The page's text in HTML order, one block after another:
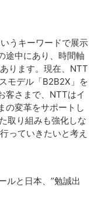
うキーワードで展示
途中にあり、時間軸
ります。現在、NTT
モデル「B2B2X」を
客さまで、NTTはイ
の変革をサポートし
取り組みも強化しな
っていきたいと考え
ルと日本、”勉誠出